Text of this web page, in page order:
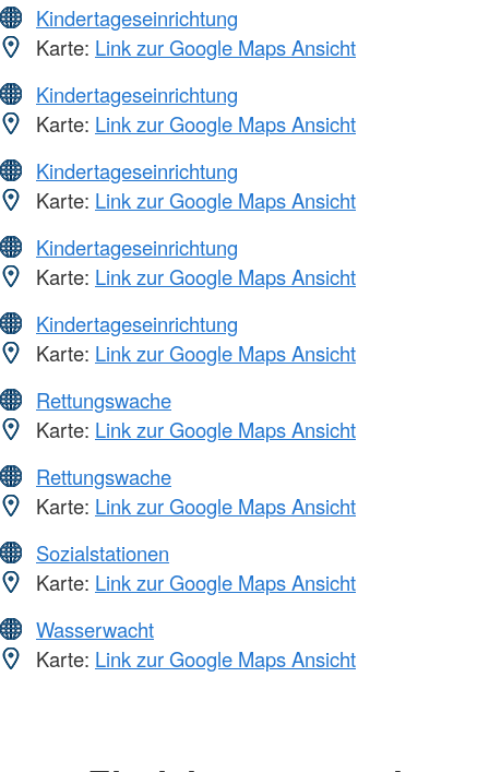
Kindertageseinrichtung
Karte: Link zur Google Maps Ansicht
Kindertageseinrichtung
Karte: Link zur Google Maps Ansicht
Kindertageseinrichtung
Karte: Link zur Google Maps Ansicht
Kindertageseinrichtung
Karte: Link zur Google Maps Ansicht
Kindertageseinrichtung
Karte: Link zur Google Maps Ansicht
Rettungswache
Karte: Link zur Google Maps Ansicht
Rettungswache
Karte: Link zur Google Maps Ansicht
Sozialstationen
Karte: Link zur Google Maps Ansicht
Wasserwacht
Karte: Link zur Google Maps Ansicht